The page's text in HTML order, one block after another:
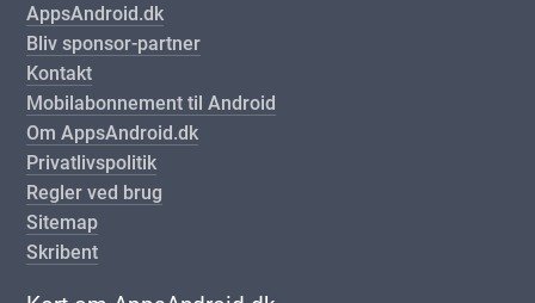
AppsAndroid.dk
Bliv sponsor-partner
Kontakt
Mobilabonnement til Android
Om AppsAndroid.dk
Privatlivspolitik
Regler ved brug
Sitemap
Skribent